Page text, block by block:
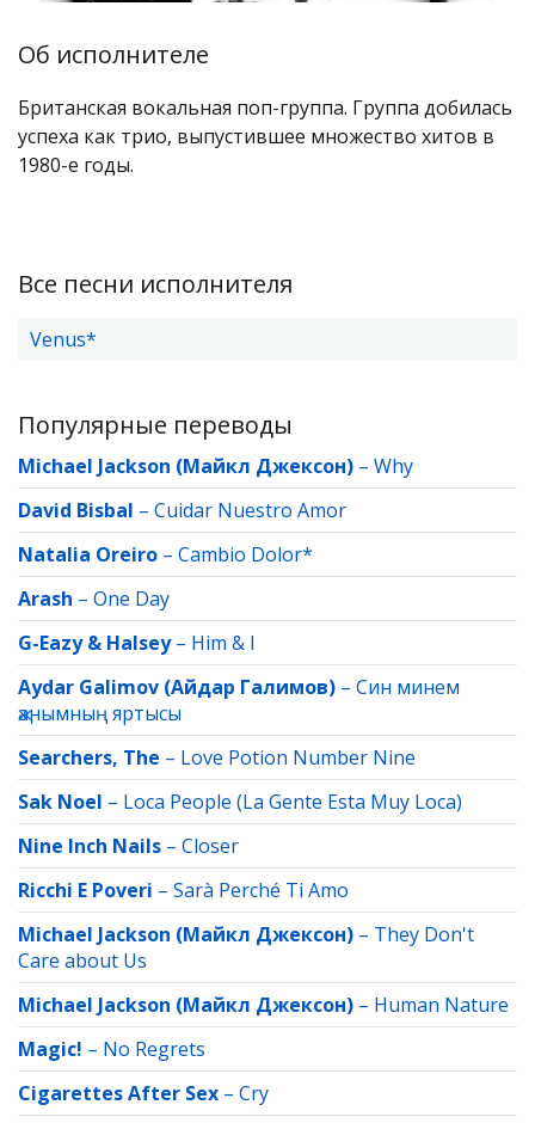
Об исполнителе
Британская вокальная поп-группа. Группа добилась
успеха как трио, выпустившее множество хитов в
1980-е годы.
Все песни исполнителя
Venus*
Популярные переводы
Michael Jackson (Майкл Джексон) – Why
David Bisbal – Cuidar Nuestro Amor
Natalia Oreiro – Cambio Dolor*
Arash – One Day
G-Eazy & Halsey– Him & I
Aydar Galimov (Айдар Галимов) – Син минем
җанымның яртысы
Searchers, The – Love Potion Number Nine
Sak Noel – Loca People (La Gente Esta Muy Loca)
Nine Inch Nails – Closer
Ricchi E Poveri – Sarà Perché Ti Amo
Michael Jackson (Майкл Джексон) – They Don't
Care about Us
Michael Jackson (Майкл Джексон) – Human Nature
Magic! – No Regrets
Cigarettes After Sex – Cry